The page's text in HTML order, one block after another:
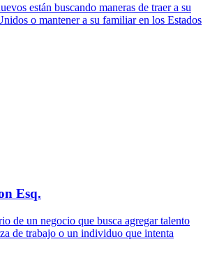
están buscando maneras de traer a su
o mantener a su familiar en los Estados
Esq.
de un negocio que busca agregar talento
de trabajo o un individuo que intenta